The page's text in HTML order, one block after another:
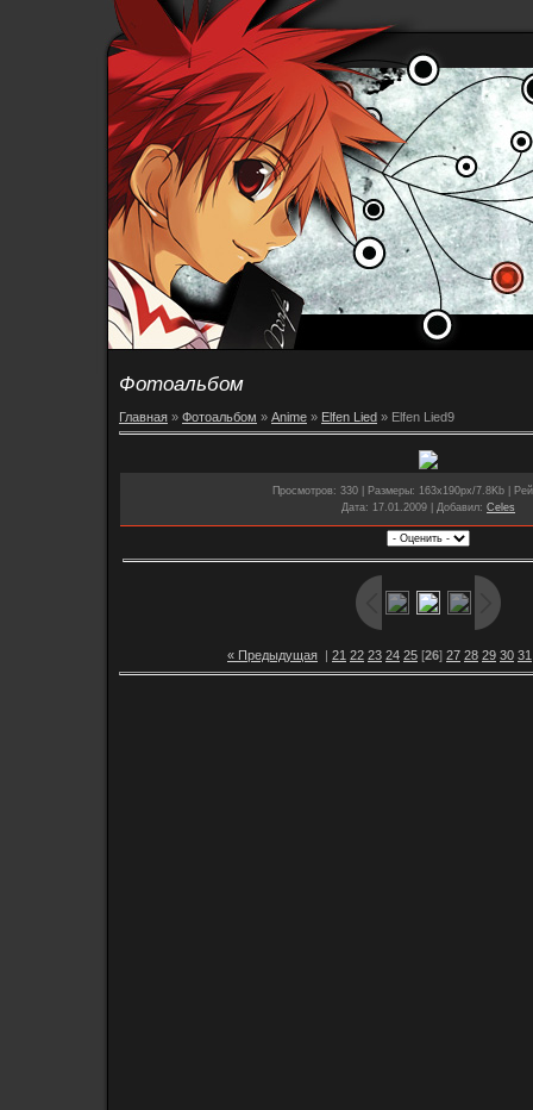
Фотоальбом
Главная » Фотоальбом » Anime » Elfen Lied » Elfen Lied9
Просмотров: 330 | Размеры: 163x190px/7.8Kb |
Дата: 17.01.2009 | Добавил: Celes
« Предыдущая | 21 22 23 24 25 [26] 27 28 29 30 31